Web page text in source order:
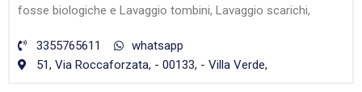
fosse biologiche e Lavaggio tombini, Lavaggio scarichi,
3355765611
whatsapp
51, Via Roccaforzata, - 00133, - Villa Verde,